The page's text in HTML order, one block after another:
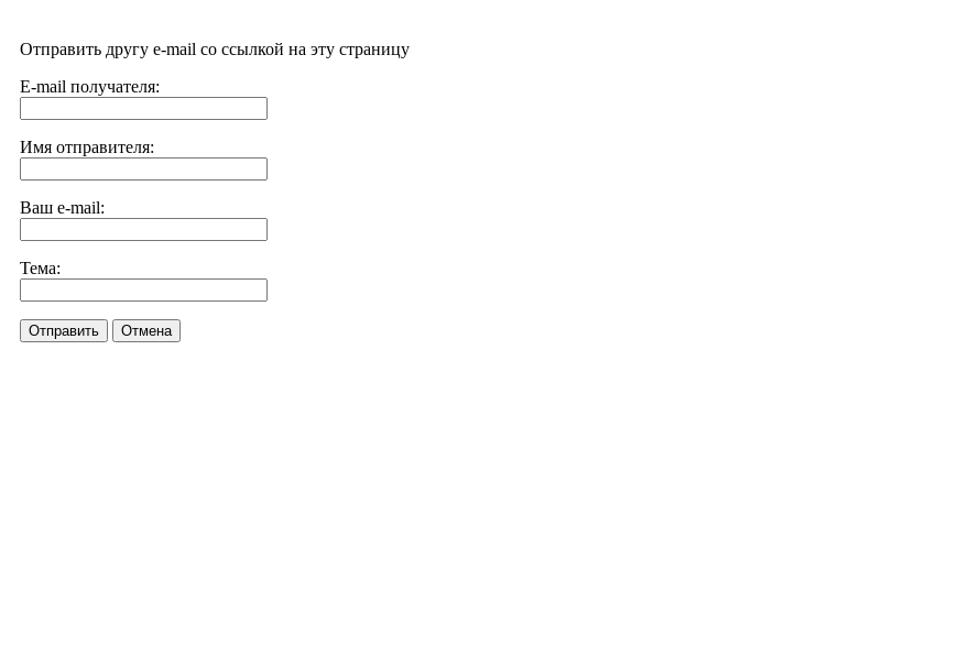
Отправить другу e-mail со ссылкой на эту страницу
E-mail получателя:
Имя отправителя:
Ваш e-mail:
Тема:
Отправить Отмена